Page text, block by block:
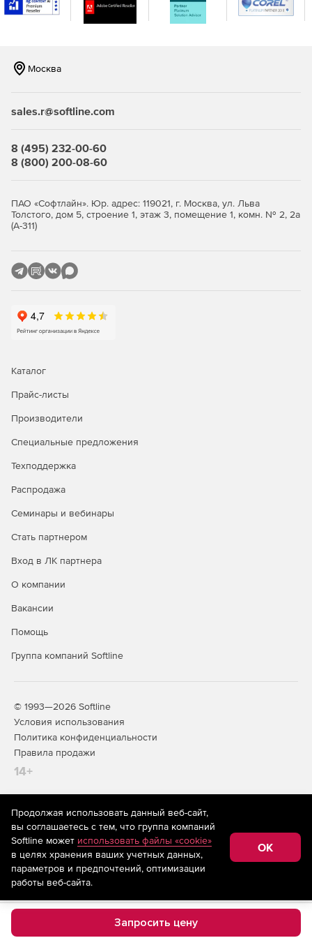
Комплектование нескольких отчетных листов в один
Баланс нагрузки для web-приложений.
Изменение готовых отчетов.
Автоматический ввод чисел прописью на 4 языках
(английский, русский, латвийский и украинский).
Совместимость с .NET Framework 2.0 и выше.
Запуск MonoREPORT с текущими данными и шаблоном
Запросить цену
Москва
sales.r@softline.com
8 (495) 232-00-60
8 (800) 200-08-60
ПАО «Софтлайн». Юр. адрес: 119021, г. Москва, ул. Льва
Толстого, дом 5, строение 1, этаж 3, помещение 1, комн. № 2, 2а
(А-311)
Каталог
Прайс-листы
Производители
Специальные предложения
Техподдержка
Распродажа
Семинары и вебинары
Стать партнером
Вход в ЛК партнера
О компании
Вакансии
Помощь
Группа компаний Softline
© 1993—2026 Softline
Условия использования
Политика конфиденциальности
Правила продажи
14+
На информационном ресурсе store.softline.ru применяются
рекомендательные технологии(информационные технологии
предоставления информации на основе сбора,
систематизации и анализа сведений, относящихся к
предпочтениям пользователей сети «Интернет»,
находящихся на территории Российской Федерации)
Продолжая использовать данный веб-сайт,
вы соглашаетесь с тем, что группа компаний
Softline может использовать файлы «cookie»
в целях хранения ваших учетных данных,
параметров и предпочтений, оптимизации
работы веб-сайта.
OK